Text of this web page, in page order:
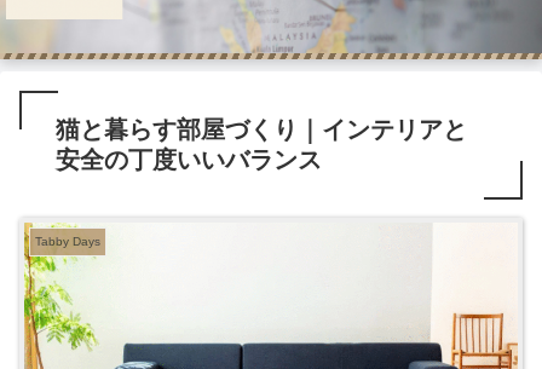
猫と暮らす部屋づくり｜インテリアと
安全の丁度いいバランス
Tabby Days